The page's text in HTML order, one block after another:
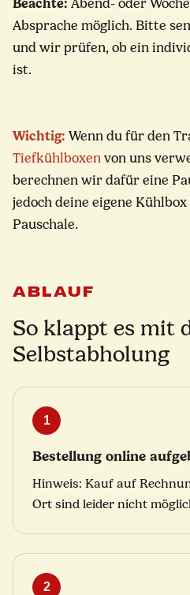
Beachte: Abend- oder
Absprache möglich. Bitte
und wir prüfen, ob ein
ist.
Wichtig: Wenn du für den
Tiefkühlboxen von uns
berechnen wir dafür eine
jedoch deine eigene
Pauschale.
ABLAUF
So klappt es mit
Selbstabholung
1
Bestellung online
Hinweis: Kauf auf
Ort sind leider nicht
2